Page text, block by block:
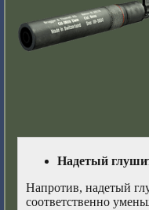
Надетый
Напротив, надетый
соответственно